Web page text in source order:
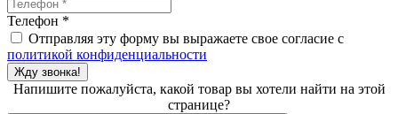
Телефон *
Отправляя эту форму вы выражаете свое согласие с
политикой конфиденциальности
Жду звонка!
Напишите пожалуйста, какой товар вы хотели найти на этой
странице?